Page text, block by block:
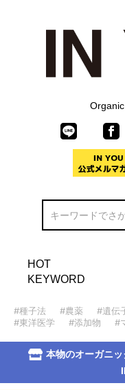
HOT
KEYWORD
#種子法 #農薬 #遺伝
#東洋医学
#添加物 #
本物のオーガニ